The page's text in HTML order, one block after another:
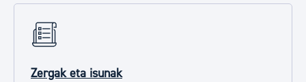
Zergak eta isunak